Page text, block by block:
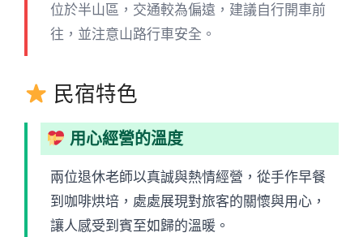
位於半山區，交通較為偏遠，建議自行開車前
往，並注意山路行車安全。
民宿特色
用心經營的溫度
兩位退休老師以真誠與熱情經營，從手作早餐
到咖啡烘培，處處展現對旅客的關懷與用心，
讓人感受到賓至如歸的溫暖。